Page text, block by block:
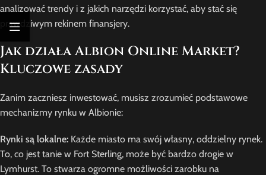
analizować trendy i z jakich narzędzi korzystać, aby stać się
prawdziwym rekinem finansjery.
Jak działa Albion Online Market?
Kluczowe zasady
Zanim zaczniesz inwestować, musisz zrozumieć podstawowe
mechanizmy rynku w Albionie:
Rynki są lokalne: Każde miasto ma swój własny, oddzielny rynek.
To, co jest tanie w Fort Sterling, może być bardzo drogie w
Lymhurst. To stwarza ogromne możliwości zarobku na